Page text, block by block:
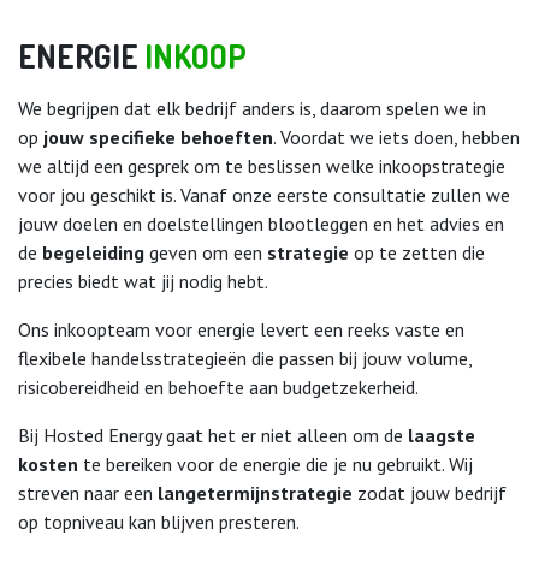
ENERGIE INKOOP​
We begrijpen dat elk bedrijf anders is, daarom spelen we in
op jouw specifieke behoeften. Voordat we iets doen, hebben
we altijd een gesprek om te beslissen welke inkoopstrategie
voor jou geschikt is. Vanaf onze eerste consultatie zullen we
jouw doelen en doelstellingen blootleggen en het advies en
de begeleiding geven om een strategie op te zetten die
precies biedt wat jij nodig hebt.
Ons inkoopteam voor energie levert een reeks vaste en
flexibele handelsstrategieën die passen bij jouw volume,
risicobereidheid en behoefte aan budgetzekerheid.
Bij Hosted Energy gaat het er niet alleen om de laagste
kosten te bereiken voor de energie die je nu gebruikt. Wij
streven naar een langetermijnstrategie zodat jouw bedrijf
op topniveau kan blijven presteren.